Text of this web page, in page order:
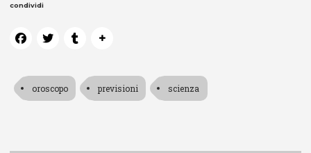
condividi
oroscopo previsioni scienza